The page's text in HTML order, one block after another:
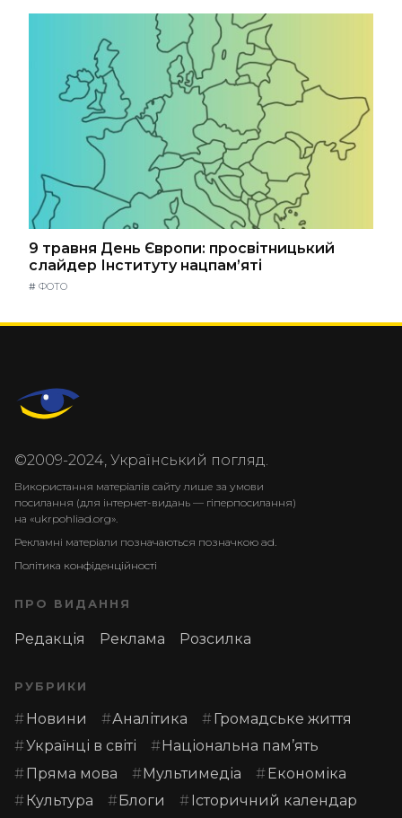
9 травня День Європи: просвітницький
слайдер Інституту нацпам’яті
# ФОТО
©2009-2024, Український погляд.
Використання матеріалів сайту лише за умови
посилання (для інтернет-видань — гіперпосилання)
на «ukrpohliad.org».
Рекламні матеріали позначаються позначкою ad.
Політика конфіденційності
ПРО ВИДАННЯ
Редакція Реклама Розсилка
РУБРИКИ
Новини Аналітика
Громадське життя
Українці в світі
Національна пам’ять
Пряма мова
Мультимедіа
Економіка
Культура
Блоги Історичний календар